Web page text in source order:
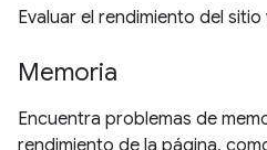
Evaluar el rendimiento del sitio
Memoria
Encuentra problemas de